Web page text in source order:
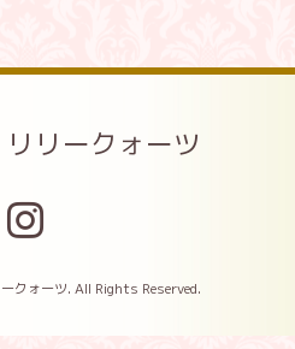
リークォーツ
クォーツ. All Rights Reserved.